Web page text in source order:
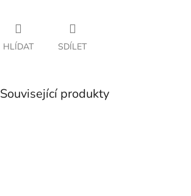
HLÍDAT SDÍLET
Související produkty